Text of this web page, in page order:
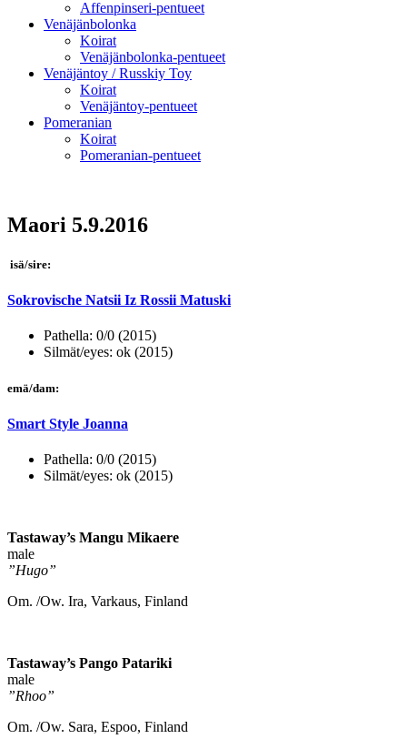
Affenpinseri-pentueet
Venäjänbolonka
Koirat
Venäjänbolonka-pentueet
Venäjäntoy / Russkiy Toy
Koirat
Venäjäntoy-pentueet
Pomeranian
Koirat
Pomeranian-pentueet
Maori 5.9.2016
isä/sire:
Sokrovische Natsii Iz Rossii Matuski
Pathella: 0/0 (2015)
Silmät/eyes: ok (2015)
emä/dam:
Smart Style Joanna
Pathella: 0/0 (2015)
Silmät/eyes: ok (2015)
Tastaway’s Mangu Mikaere
male
”Hugo”
Om. /Ow. Ira, Varkaus, Finland
Tastaway’s Pango Patariki
male
”Rhoo”
Om. /Ow. Sara, Espoo, Finland